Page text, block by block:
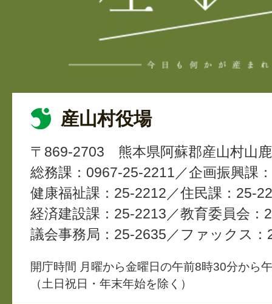
産山村役場
〒869-2703
熊本県阿蘇郡産山村山
総務課：0967-25-2211
企画振興課
健康福祉課：25-2212
住民課：25-
経済建設課：25-2213
教育委員会：
議会事務局：25-2635
ファックス：
開庁時間 月曜から金曜日の午前8時30分から
（土日祝日・年末年始を除く）